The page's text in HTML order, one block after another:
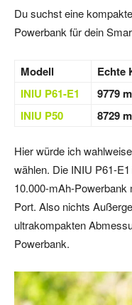
Du suchst eine
Powerbank für dein
Modell Echte
INIU P61-E1
9779
INIU P50
8729
Hier würde ich
wählen. Die INIU P61-
10.000-mAh-
Port. Also nichts
ultrakompakten
Powerbank.